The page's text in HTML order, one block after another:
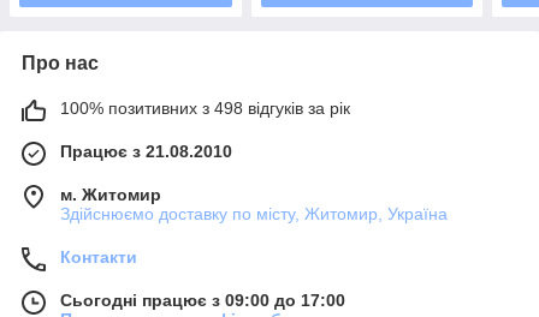
Про нас
100% позитивних з 498 відгуків за рік
Працює з 21.08.2010
м. Житомир
Здійснюємо доставку по місту, Житомир, Україна
Контакти
Сьогодні працює з 09:00 до 17:00